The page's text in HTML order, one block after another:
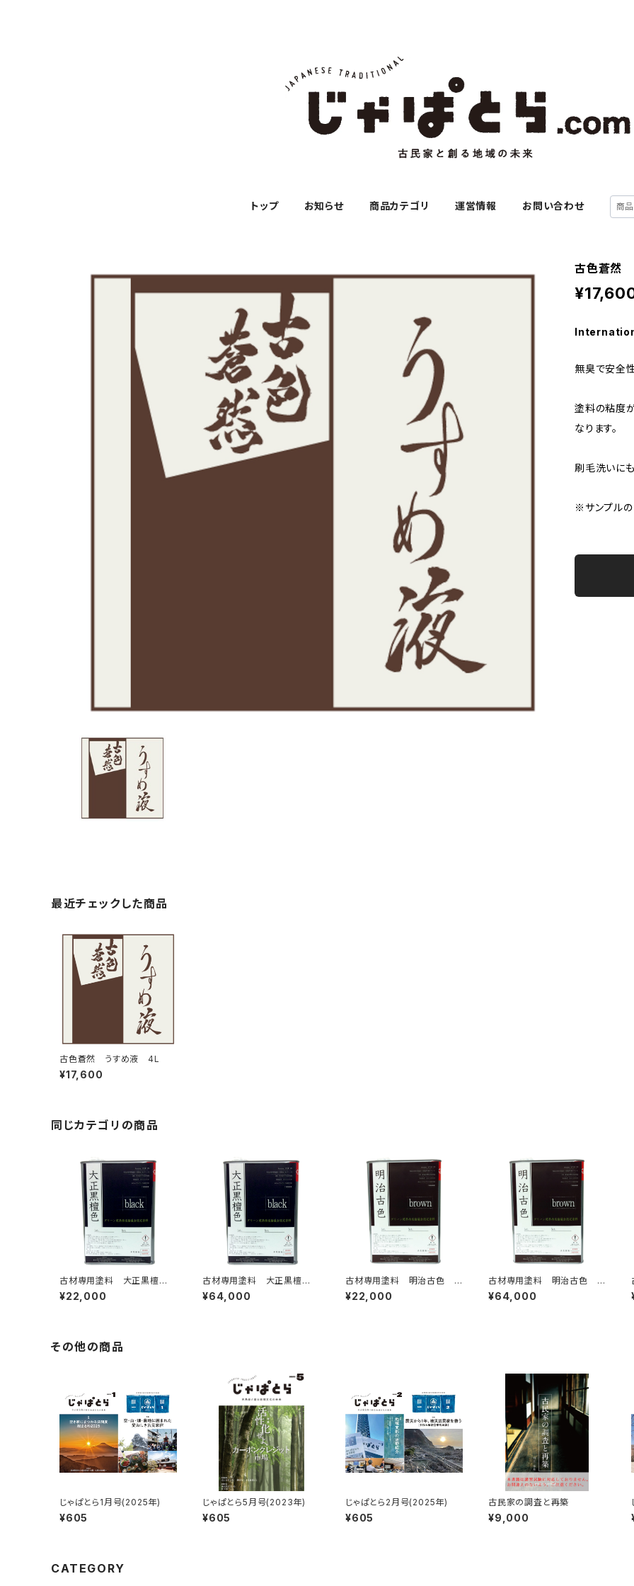
トップ お知らせ 商品カテゴリ 運営情報 お問い合わせ
古色蒼然
無臭で安全
塗料の粘度
なります。
刷毛洗いに
※サンプルの
最近チェックした商品
古色蒼然 うすめ液 4L
¥17,600
同じカテゴリの商品
古材専用塗料 大正黒檀
色 3.5kg
¥22,000
古材専用塗料 大正黒檀
色 15kg
¥64,000
古材専用塗料 明治古色
3.5kg
¥22,000
古材専用塗料 明治古色 1
5kg
¥64,000
その他の商品
じゃぱとら1月号(2025年)
¥605
じゃぱとら5月号(2023年)
¥605
じゃぱとら2月号(2025年)
¥605
古民家の調査と再築
¥9,000
CATEGORY